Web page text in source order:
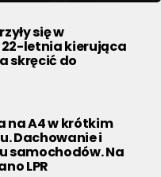
się w
letnia kierująca
skręcić do
na A4 w krótkim
Dachowanie i
samochodów. Na
LPR